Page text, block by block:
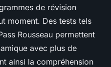
de révision
moment. Des tests tels
Rousseau permettent
avec plus de
ainsi la compréhension